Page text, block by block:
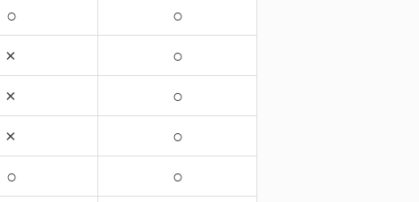
○ ○
× ○
× ○
× ○
○ ○